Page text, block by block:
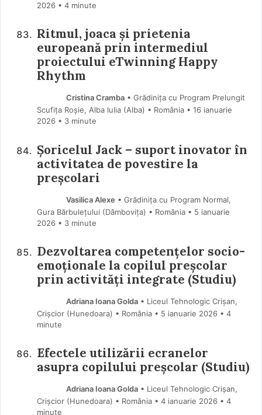
2026 • 4 minute
Ritmul, joaca și prietenia
europeană prin intermediul
proiectului eTwinning Happy
Rhythm
Cristina Cramba• Grădinița cu Program Prelungit
Scufița Roșie, Alba Iulia (Alba) • România
16 ianuarie
2026 • 3 minute
Șoricelul Jack – suport inovator în
activitatea de povestire la
preșcolari
Vasilica Alexe • Grădinița cu Program Normal,
Gura Bărbulețului (Dâmboviţa) • România
5 ianuarie
2026 • 3 minute
Dezvoltarea competențelor socio-
emoționale la copilul preșcolar
prin activități integrate (Studiu)
Adriana Ioana Golda• Liceul Tehnologic Crișan,
Crișcior (Hunedoara) • România
5 ianuarie 2026 • 4
minute
Efectele utilizării ecranelor
asupra copilului preșcolar (Studiu)
Adriana Ioana Golda• Liceul Tehnologic Crișan,
Crișcior (Hunedoara) • România
4 ianuarie 2026 • 4
minute